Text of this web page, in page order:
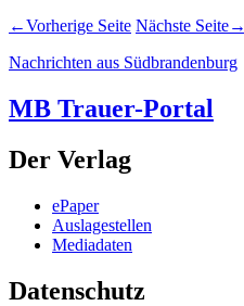
←Vorherige Seite Nächste Seite→
Nachrichten aus Südbrandenburg
MB Trauer-Portal
Der Verlag
ePaper
Auslagestellen
Mediadaten
Datenschutz